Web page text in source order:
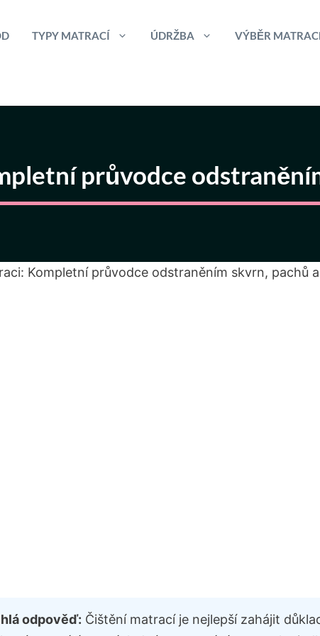
TYPY MATRACÍ ÚDRŽBA VÝBĚR
průvodce
Kompletní průvodce odstraněním skvrn, pachů
odpověď: Čištění matrací je nejlepší zahájit